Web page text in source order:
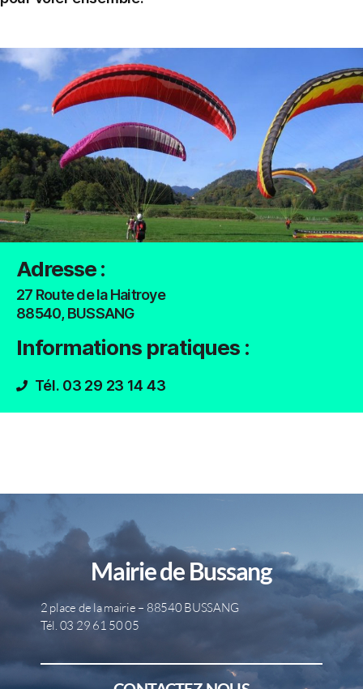
Adresse :
27 Route de la Haitroye
88540, BUSSANG
Informations pratiques :
Tél. 03 29 23 14 43
Mairie de Bussang
2 place de la mairie – 88540 BUSSANG
Tél. 03 29 61 50 05